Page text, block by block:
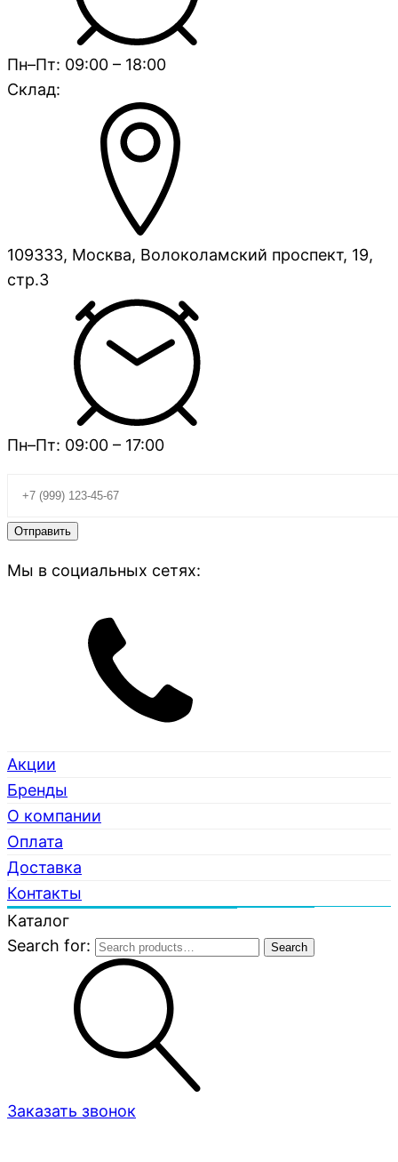
Пн–Пт: 09:00 – 18:00
Склад:
109333, Москва, Волоколамский проспект, 19,
стр.3
Пн–Пт: 09:00 – 17:00
Мы в социальных сетях:
Акции
Бренды
О компании
Оплата
Доставка
Контакты
Каталог
Search for:
Search
Заказать звонок